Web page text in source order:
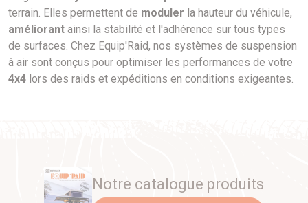
terrain. Elles permettent de moduler la hauteur du véhicule,
améliorant ainsi la stabilité et l'adhérence sur tous types
de surfaces. Chez Equip'Raid, nos systèmes de suspension
à air sont conçus pour optimiser les performances de votre
4x4 lors des raids et expéditions en conditions exigeantes.
Notre catalogue produits